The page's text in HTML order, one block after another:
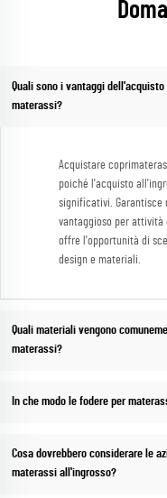
Quali sono i vantaggi
materassi?
Acquistare
poiché l'acquisto
significativi. Garantisce
vantaggioso per
offre l'opportunità di
design e materiali.
Quali materiali vengono
materassi?
In che modo le fodere per
Cosa dovrebbero considerare le
materassi all'ingrosso?